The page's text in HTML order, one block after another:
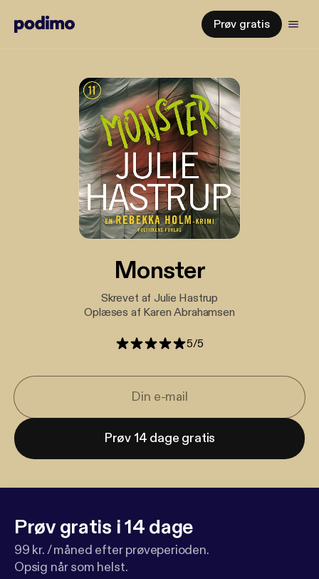
Prøv gratis
Monster
Skrevet af Julie Hastrup
Oplæses af Karen Abrahamsen
5/5
Prøv 14 dage gratis
Prøv gratis i 14 dage
99 kr. / måned efter prøveperioden.
Opsig når som helst.